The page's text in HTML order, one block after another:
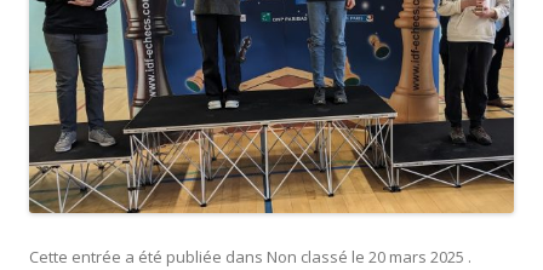
Cette entrée a été publiée dans Non classé le 20 mars 2025 .